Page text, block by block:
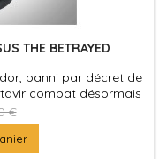
THE BETRAYED
banni par décret de
combat désormais
guerre des Orgoth Sea
marque les cibles
par sa propre
€